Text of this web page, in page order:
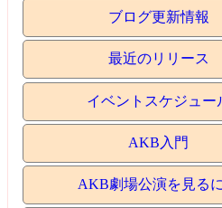
ブログ更新情報
最近のリリース
イベントスケジュー
AKB入門
AKB劇場公演を見る